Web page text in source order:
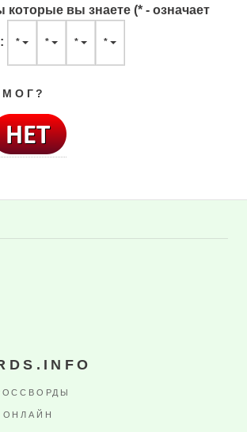
которые вы знаете (* - означает
* * * *